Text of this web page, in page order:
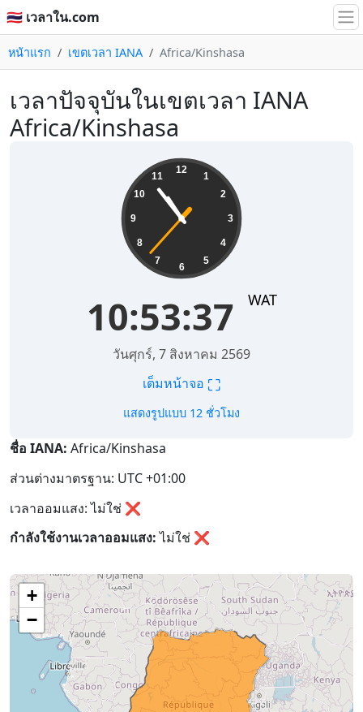
🇹🇭 เวลาใน.com
หน้าแรก เขตเวลา IANA Africa/Kinshasa
เวลาปัจจุบันในเขตเวลา IANA
Africa/Kinshasa
12
1
2
3
4
5
6
7
8
9
10
11
10:53:38 WAT
วันศุกร์, 7 สิงหาคม 2569
เต็มหน้าจอ ⛶
แสดงรูปแบบ 12 ชั่วโมง
ชื่อ IANA: Africa/Kinshasa
ส่วนต่างมาตรฐาน: UTC +01:00
เวลาออมแสง: ไม่ใช่ ❌
กำลังใช้งานเวลาออมแสง:ไม่ใช่ ❌
+
−